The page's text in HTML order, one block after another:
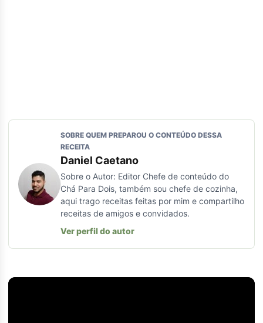
SOBRE QUEM PREPAROU O CONTEÚDO DESSA
RECEITA
Daniel Caetano
Sobre o Autor: Editor Chefe de conteúdo do
Chá Para Dois, também sou chefe de cozinha,
aqui trago receitas feitas por mim e compartilho
receitas de amigos e convidados.
Ver perfil do autor